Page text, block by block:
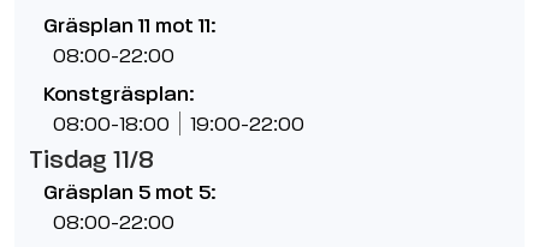
Gräsplan 11 mot 11:
08:00-22:00
Konstgräsplan:
08:00-18:00 19:00-22:00
Tisdag 11/8
Gräsplan 5 mot 5:
08:00-22:00